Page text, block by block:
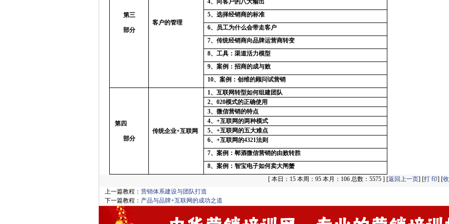
第三
部分
客户的管理
4、向客户的八大输出
5、选择经销商的标准
6、员工为什么会带走客户
7、传统经销商向品牌运营商转变
8、工具：渠道活力模型
9、案例：招商的成与败
10、案例：创维的顾问试营销
第四
部分
传统企业+互联网
1、互联网转型如何组建团队
2、020模式的正确使用
3、微信营销的特点
4、+互联网的两种模式
5、+互联网的五大难点
6、+互联网的4321法则
7、案例：郸酒微信营销的由败转胜
8、案例：智宝电子如何卖大闸蟹
[ 本日：15 本周：95 本月：106 总数：5575 ] [返回上一页] [打 印] [
上一篇教程： 营销体系建设与团队打造
下一篇教程： 产品与品牌+互联网的成功之道